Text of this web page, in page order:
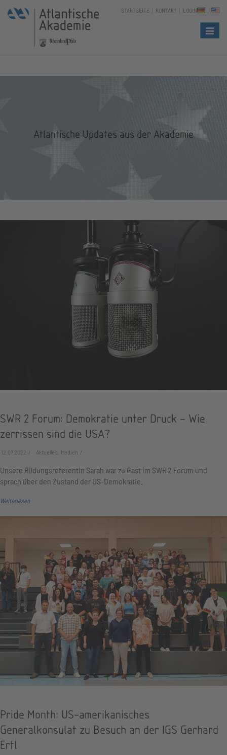
STARTSEITE KONTAKT LOGIN
Atlantische Updates aus der Akademie
SWR 2 Forum: Demokratie unter Druck – Wie
zerrissen sind die USA?
12.07.2022 Aktuelles, Medien
Unsere Bildungsreferentin Sarah war zu Gast im SWR 2 Forum und
sprach über den Zustand der US-Demokratie.
Weiterlesen
Pride Month: US-amerikanisches
Generalkonsulat zu Besuch an der IGS Gerhard
Ertl